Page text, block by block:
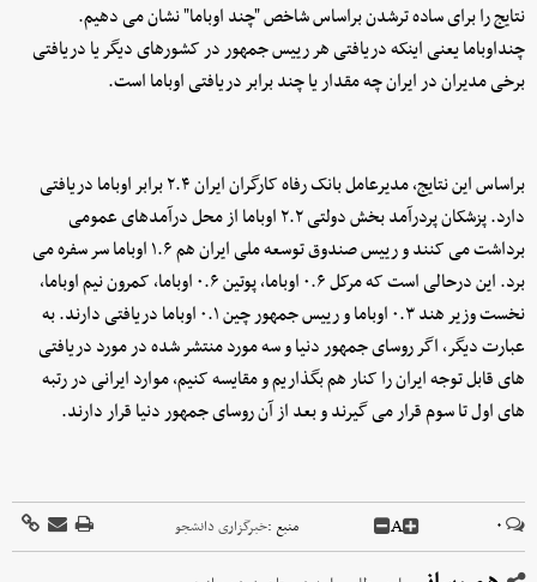
نتایج را برای ساده ترشدن براساس شاخص "چند اوباما" نشان می دهیم.
چنداوباما یعنی اینکه دریافتی هر رییس جمهور در کشورهای دیگر یا دریافتی
برخی مدیران در ایران چه مقدار یا چند برابر دریافتی اوباما است.
براساس این نتایج، مدیرعامل بانک رفاه کارگران ایران ۲.۴ برابر اوباما دریافتی
دارد. پزشکان پردرآمد بخش دولتی ۲.۲ اوباما از محل درآمدهای عمومی
برداشت می کنند و رییس صندوق توسعه ملی ایران هم ۱.۶ اوباما سر سفره می
برد. این درحالی است که مرکل ۰.۶ اوباما، پوتین ۰.۶ اوباما، کمرون نیم اوباما،
نخست وزیر هند ۰.۳ اوباما و رییس جمهور چین ۰.۱ اوباما دریافتی دارند. به
عبارت دیگر،‌ اگر روسای جمهور دنیا و سه مورد منتشر شده در مورد دریافتی
های قابل توجه ایران را کنار هم بگذاریم و مقایسه کنیم، موارد ایرانی در رتبه
های اول تا سوم قرار می گیرند و بعد از آن روسای جمهور دنیا قرار دارند.
۰ A منبع :خبرگزاری دانشجو